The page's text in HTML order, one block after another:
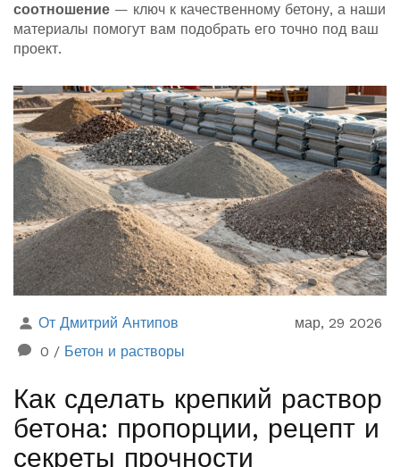
соотношение — ключ к качественному бетону, а наши
материалы помогут вам подобрать его точно под ваш
проект.
От Дмитрий Антипов
мар, 29 2026
0 / Бетон и растворы
Как сделать крепкий раствор
бетона: пропорции, рецепт и
секреты прочности